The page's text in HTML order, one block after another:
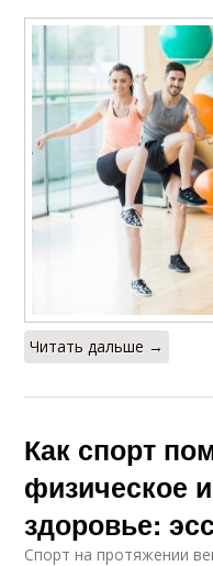
Читать дальше →
Как спорт
физическое
здоровье:
Спорт на протяжении